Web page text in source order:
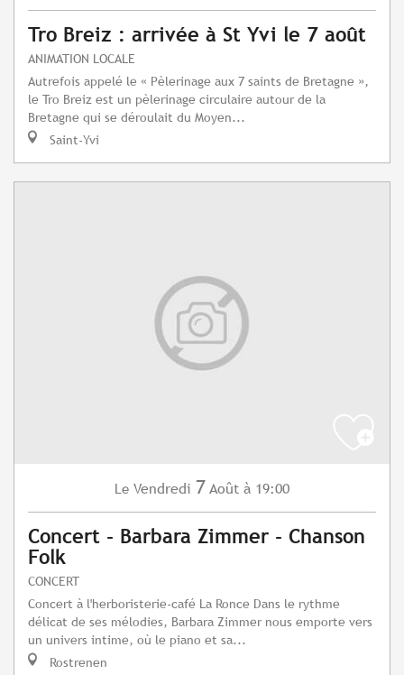
Tro Breiz : arrivée à St Yvi le 7 août
ANIMATION LOCALE
Autrefois appelé le « Pèlerinage aux 7 saints de Bretagne »,
le Tro Breiz est un pèlerinage circulaire autour de la
Bretagne qui se déroulait du Moyen...
Saint-Yvi
Le Vendredi 7 Août à 19:00
Concert - Barbara Zimmer - Chanson
Folk
CONCERT
Concert à l'herboristerie-café La Ronce Dans le rythme
délicat de ses mélodies, Barbara Zimmer nous emporte vers
un univers intime, où le piano et sa...
Rostrenen